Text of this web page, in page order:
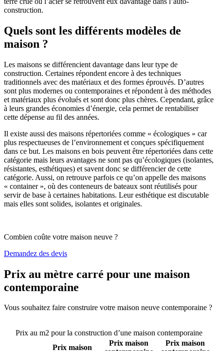
construction.
Quels sont les différents modèles de
maison ?
Les maisons se différencient davantage dans leur type de
construction. Certaines répondent encore à des techniques
traditionnels avec des matériaux et des formes éprouvés. D’autres
sont plus modernes ou contemporaines et répondent à des méthodes
et matériaux plus évolués et sont donc plus chères. Cependant, grâce
à leurs grandes économies d’énergie, cela permet de rentabiliser
cette dépense au fil des années.
Il existe aussi des maisons répertoriées comme « écologiques » car
plus respectueuses de l’environnement et conçues spécifiquement
dans ce but. Les maisons en bois peuvent être répertoriées dans cette
catégorie mais leurs avantages ne sont pas qu’écologiques (isolantes,
résistantes, esthétiques) et savent donc se différencier de cette
catégorie. Aussi, on retrouve parfois ce qu’on appelle des maisons
« container », où des conteneurs de bateaux sont réutilisés pour
servir de base à certaines habitations. Leur esthétique est discutable
mais elles sont solides, isolantes et originales.
Combien coûte votre maison neuve ?
Demandez des devis
Prix au mètre carré pour une maison
contemporaine
Vous souhaitez faire construire votre maison neuve contemporaine ?
Prix au m2 pour la construction d’une maison contemporaine
Prix maison
Prix maison
Prix maison